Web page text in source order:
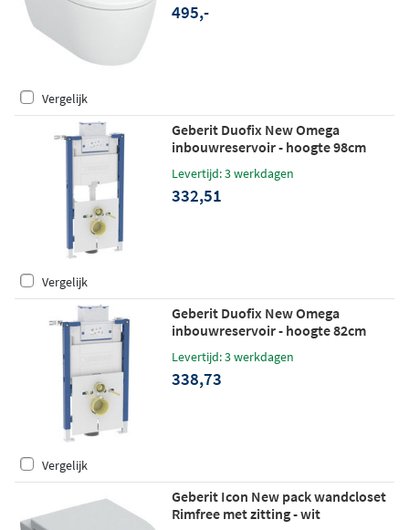
495,-
Vergelijk
Geberit Duofix New Omega
inbouwreservoir - hoogte 98cm
Levertijd: 3 werkdagen
332,51
Vergelijk
Geberit Duofix New Omega
inbouwreservoir - hoogte 82cm
Levertijd: 3 werkdagen
338,73
Vergelijk
Geberit Icon New pack wandcloset
Rimfree met zitting - wit